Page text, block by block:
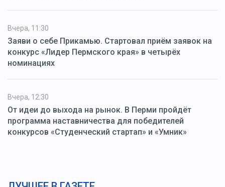
Вчера, 11:30
Заяви о себе Прикамью. Стартовал приём заявок на
конкурс «Лидер Пермского края» в четырёх
номинациях
Вчера, 12:30
От идеи до выхода на рынок. В Перми пройдёт
программа наставничества для победителей
конкурсов «Студенческий стартап» и «Умник»